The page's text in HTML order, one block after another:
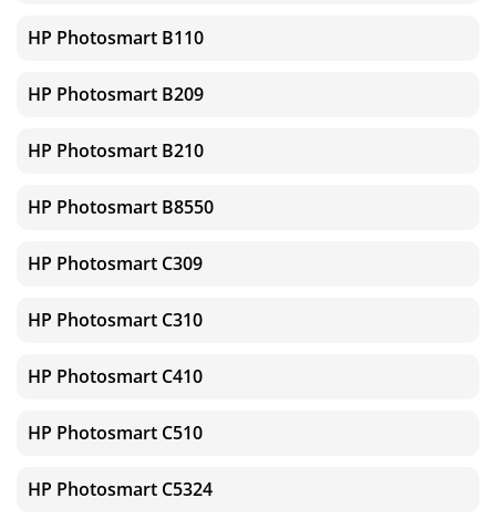
HP Photosmart B110
HP Photosmart B209
HP Photosmart B210
HP Photosmart B8550
HP Photosmart C309
HP Photosmart C310
HP Photosmart C410
HP Photosmart C510
HP Photosmart C5324